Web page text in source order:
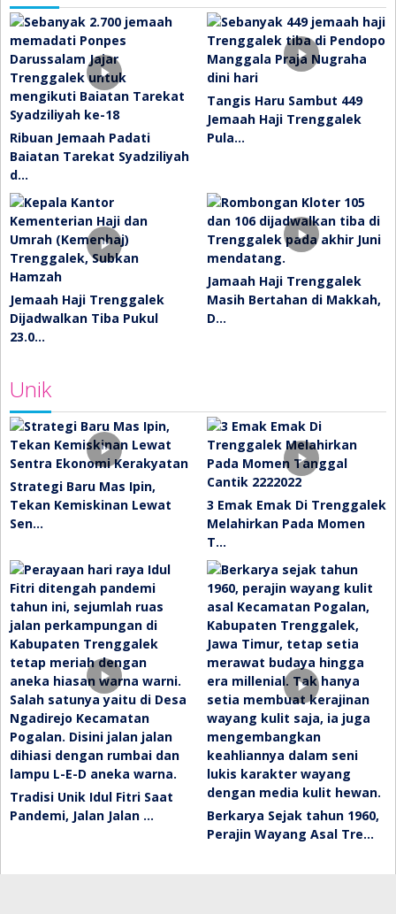
Ribuan Jemaah Padati
Baiatan Tarekat Syadziliyah
d…
Tangis Haru Sambut 449
Jemaah Haji Trenggalek
Pula…
Jemaah Haji Trenggalek
Dijadwalkan Tiba Pukul
23.0…
Jamaah Haji Trenggalek
Masih Bertahan di Makkah,
D…
Unik
Strategi Baru Mas Ipin,
Tekan Kemiskinan Lewat
Sen…
3 Emak Emak Di Trenggalek
Melahirkan Pada Momen
T…
Tradisi Unik Idul Fitri Saat
Pandemi, Jalan Jalan …
Berkarya Sejak tahun 1960,
Perajin Wayang Asal Tre…